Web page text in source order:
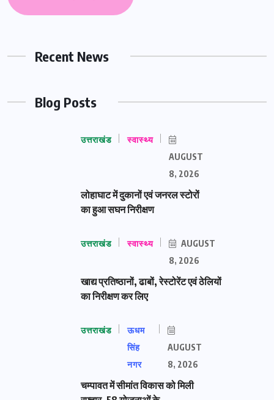
Recent News
Blog Posts
उत्तराखंड स्वास्थ्य
AUGUST
8, 2026
लोहाघाट में दुकानों एवं जनरल स्टोरों
का हुआ सघन निरीक्षण
उत्तराखंड स्वास्थ्य
AUGUST
8, 2026
खाद्य प्रतिष्ठानों, ढाबों, रेस्टोरेंट एवं ठेलियों
का निरीक्षण कर लिए
उत्तराखंड
ऊधम
सिंह
नगर
AUGUST
8, 2026
चम्पावत में सीमांत विकास को मिली